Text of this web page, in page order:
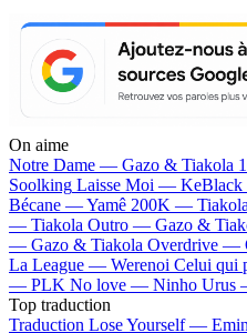
On aime
Notre Dame — Gazo & Tiakola
Soolking Laisse Moi — KeBlack
Bécane —Yamê 200K — Tiakola
— Tiakola Outro — Gazo &
— Gazo & Tiakola Overdrive —
La League — Werenoi Celui qui
— PLK No love — Ninho Urus
Top traduction
Traduction Lose Yourself —